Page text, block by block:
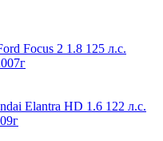
Focus 2 1.8 125 л.с.
Elantra HD 1.6 122 л.с.